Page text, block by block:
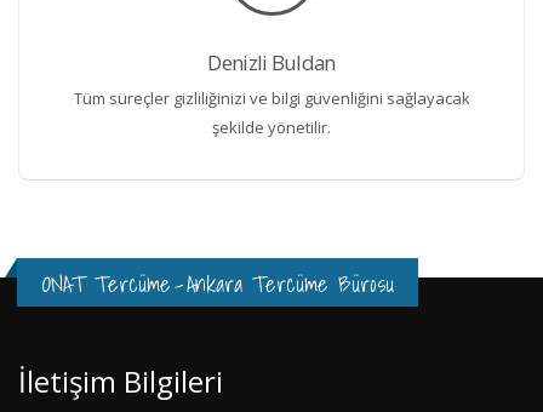
Denizli Buldan
Tüm süreçler gizliliğinizi ve bilgi güvenliğini sağlayacak
şekilde yönetilir.
ONAT Tercüme-Ankara Tercüme Bürosu
İletişim Bilgileri